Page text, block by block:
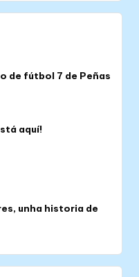
de fútbol 7 de Peñas
aquí!
unha historia de